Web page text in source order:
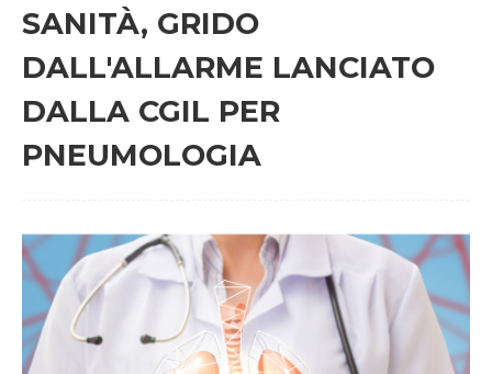
SANITÀ, GRIDO
DALL'ALLARME LANCIATO
DALLA CGIL PER
PNEUMOLOGIA